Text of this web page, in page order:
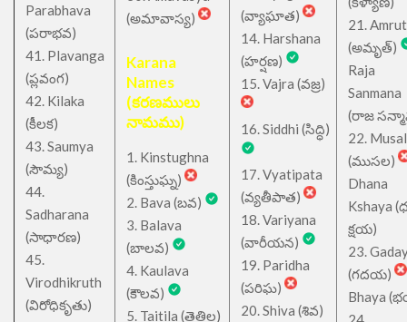
Parabhava
(పరాభవ)
41. Plavanga
(ప్లవంగ)
42. Kilaka
(కీలక)
43. Saumya
(సౌమ్య)
44.
Sadharana
(సాధారణ)
45.
Virodhikruth
(విరోధికృతు)
(అమావాస్య)
Karana
Names
(కరణములు
నామము)
1. Kinstughna
(కింస్తుఘ్న)
2. Bava (బవ)
3. Balava
(బాలవ)
4. Kaulava
(కౌలవ)
5. Taitila (తైతిల)
(వ్యాఘాత)
14. Harshana
(హర్షణ)
15. Vajra (వజ్ర)
16. Siddhi (సిద్ధి)
17. Vyatipata
(వ్యతీపాత)
18. Variyana
(వారీయన)
19. Paridha
(పరిఘ)
20. Shiva (శివ)
21.
(అమృత్)
Raja
Sanmana
(రాజ
22.
(ముసల)
Dhana
Kshaya
క్షయ)
23.
(గదయ)
Bhaya